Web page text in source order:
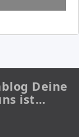
Deine
ist…